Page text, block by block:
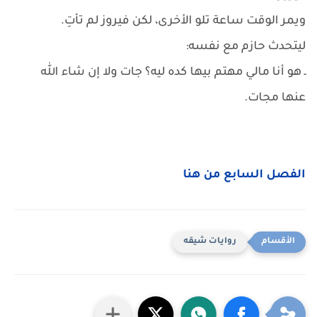
ويمر الوقت ساعة تلو الأخرى، لكن فيروز لم تأتِ.
ليتحدث حازم مع نفسه:
ـ هو أنا مالي مهتم بيها كده ليه؟ جات ولا إن شاء الله
عنها مجات.
الفصل السابع من هنا
روايات شيقه